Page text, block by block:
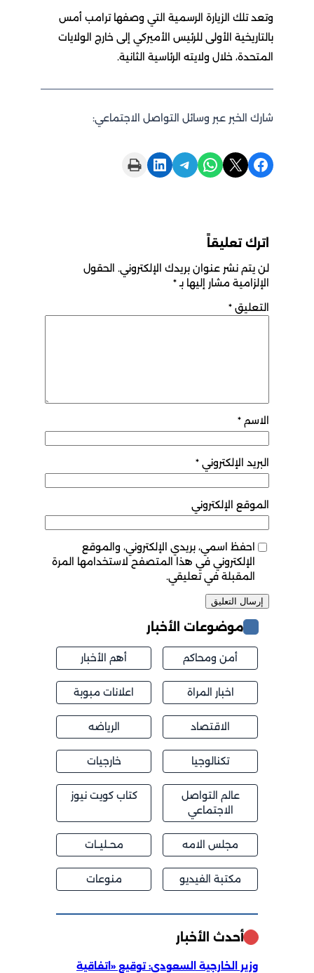
وتعد تلك الزيارة الرسمية التي وصفها ترامب أمس
بالتاريخية الأولى للرئيس الأميركي إلى خارج الولايات
المتحدة، خلال ولايته الرئاسية الثانية.
شارك الخبر عبر وسائل التواصل الاجتماعي:
Share on Facebook
Share on X
Share on WhatsApp
Share on Telegram
Share on LinkedIn
Print this Page
اترك تعليقاً
لن يتم نشر عنوان بريدك الإلكتروني. الحقول
الإلزامية مشار إليها بـ*
التعليق *
الاسم *
البريد الإلكتروني *
الموقع الإلكتروني
احفظ اسمي، بريدي الإلكتروني، والموقع
الإلكتروني في هذا المتصفح لاستخدامها المرة
المقبلة في تعليقي.
موضوعات الأخبار
أمن ومحاكم أهم الأخبار
اخبار المراة اعلانات مبوبة
الاقتصاد الرياضه
تكنالوجيا خارجيات
عالم التواصل
الاجتماعي
كتاب كويت نيوز
مجلس الامه محــليــات
مكتبة الفيديو منوعات
أحدث الأخبار
وزير الخارجية السعودي: توقيع «اتفاقية